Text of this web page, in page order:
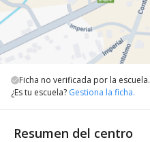
Ficha no verificada por la escuela.
¿Es tu escuela? Gestiona la ficha.
Resumen del centro